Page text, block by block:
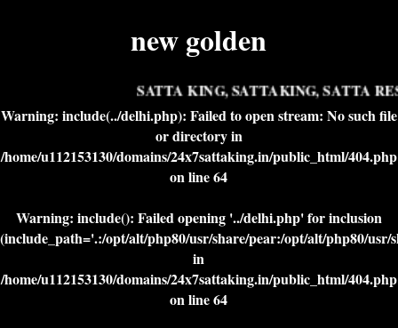
new golden
SATTA KING, SATTAKING, SATTA
Warning: include(../delhi.php): Failed to open stream: No such file
or directory in
/home/u112153130/domains/24x7sattaking.in/public_html/404.php
on line64
Warning: include(): Failed opening '../delhi.php' for inclusion
(include_path='.:/opt/alt/php80/usr/share/pear:/opt/alt/php80/
in
/home/u112153130/domains/24x7sattaking.in/public_html/404.php
on line64